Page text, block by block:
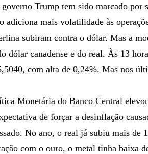
Trump tem sido marcado por
adiciona mais volatilidade às
subiram contra o dólar. Mas a
dólar canadense e do real. Às 13
com alta de 0,24%. Mas nos
Monetária do Banco Central
de forçar a desinflação
No ano, o real já subiu mais de
com o ouro, o metal tinha baixa